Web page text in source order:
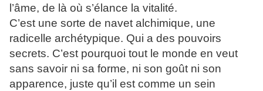
l’âme, de là où s’élance la vitalité.
C’est une sorte de navet alchimique, une
radicelle archétypique. Qui a des pouvoirs
secrets. C’est pourquoi tout le monde en veut
sans savoir ni sa forme, ni son goût ni son
apparence, juste qu’il est comme un sein